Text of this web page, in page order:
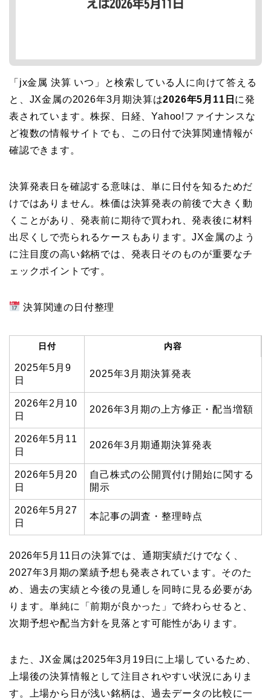
「jx金属 決算 いつ」と検索している人に向けて答える
と、JX金属の2026年3月期決算は2026年5月11日 に発
表されています。株探、日経、Yahoo!ファイナンスな
ど複数の情報サイトでも、この日付で決算関連情報が
確認できます。
決算発表日を確認する意味は、単に日付を知るためだ
けではありません。株価は決算発表の前後で大きく動
くことがあり、発表前に期待で買われ、発表後に材料
出尽くしで売られるケースもあります。JX金属のよう
に注目度の高い銘柄では、発表日そのものが重要なチ
ェックポイントです。
決算関連の日付整理
日付 内容
2025年5月9
日
2025年3月期決算発表
2026年2月10
日
2026年3月期の上方修正・配当増額
2026年5月11
日
2026年3月期通期決算発表
2026年5月20
日
自己株式の公開買付け開始に関する
開示
2026年5月27
日
本記事の調査・整理時点
2026年5月11日の決算では、通期実績だけでなく、
2027年3月期の業績予想も発表されています。そのた
め、過去の実績と今後の見通しを同時に見る必要があ
ります。単純に「前期が良かった」で終わらせると、
次期予想や配当方針を見落とす可能性があります。
また、JX金属は2025年3月19日に上場しているため、
上場後の決算情報として注目されやすい状況にありま
す。上場から日が浅い銘柄は、過去データの比較に一